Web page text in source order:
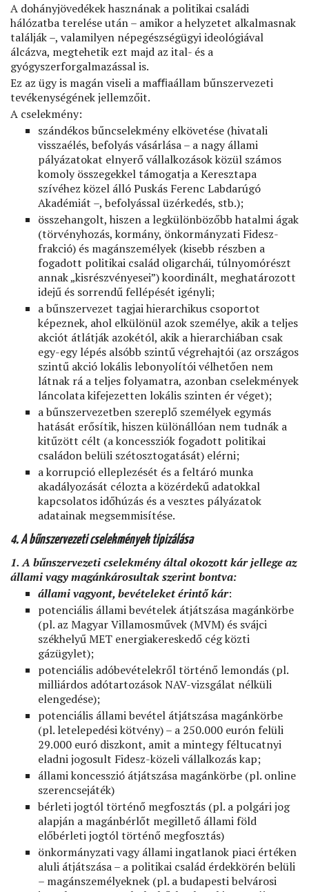
A dohányjövedékek hasznának a politikai családi
hálózatba terelése után – amikor a helyzetet alkalmasnak
találják –, valamilyen népegészségügyi ideológiával
álcázva, megtehetik ezt majd az ital- és a
gyógyszerforgalmazással is.
Ez az ügy is magán viseli a maﬃaállam bűnszervezeti
tevékenységének jellemzőit.
A cselekmény:
szándékos bűncselekmény elkövetése (hivatali
visszaélés, befolyás vásárlása – a nagy állami
pályázatokat elnyerő vállalkozások közül számos
komoly összegekkel támogatja a Keresztapa
szívéhez közel álló Puskás Ferenc Labdarúgó
Akadémiát –, befolyással üzérkedés, stb.);
összehangolt, hiszen a legkülönbözőbb hatalmi ágak
(törvényhozás, kormány, önkormányzati Fidesz-
frakció) és magánszemélyek (kisebb részben a
fogadott politikai család oligarchái, túlnyomórészt
annak „kisrészvényesei”) koordinált, meghatározott
idejű és sorrendű fellépését igényli;
a bűnszervezet tagjai hierarchikus csoportot
képeznek, ahol elkülönül azok személye, akik a teljes
akciót átlátják azokétól, akik a hierarchiában csak
egy-egy lépés alsóbb szintű végrehajtói (az országos
szintű akció lokális lebonyolítói vélhetően nem
látnak rá a teljes folyamatra, azonban cselekmények
láncolata kifejezetten lokális szinten ér véget);
a bűnszervezetben szereplő személyek egymás
hatását erősítik, hiszen különállóan nem tudnák a
kitűzött célt (a koncessziók fogadott politikai
családon belüli szétosztogatását) elérni;
a korrupció elleplezését és a feltáró munka
akadályozását célozta a közérdekű adatokkal
kapcsolatos időhúzás és a vesztes pályázatok
adatainak megsemmisítése.
4. A bűnszervezeti cselekmények tipizálása
1. A bűnszervezeti cselekmény által okozott kár jellege az
állami vagy magánkárosultak szerint bontva:
állami vagyont, bevételeket érintő kár:
potenciális állami bevételek átjátszása magánkörbe
(pl. az Magyar Villamosművek (MVM) és svájci
székhelyű MET energiakereskedő cég közti
gázügylet);
potenciális adóbevételekről történő lemondás (pl.
milliárdos adótartozások NAV-vizsgálat nélküli
elengedése);
potenciális állami bevétel átjátszása magánkörbe
(pl. letelepedési kötvény) – a 250.000 eurón felüli
29.000 euró diszkont, amit a mintegy féltucatnyi
eladni jogosult Fidesz-közeli vállalkozás kap;
állami koncesszió átjátszása magánkörbe (pl. online
szerencsejáték)
bérleti jogtól történő megfosztás (pl. a polgári jog
alapján a magánbérlőt megillető állami föld
előbérleti jogtól történő megfosztás)
önkormányzati vagy állami ingatlanok piaci értéken
aluli átjátszása – a politikai család érdekkörén belüli
– magánszemélyeknek (pl. a budapesti belvárosi